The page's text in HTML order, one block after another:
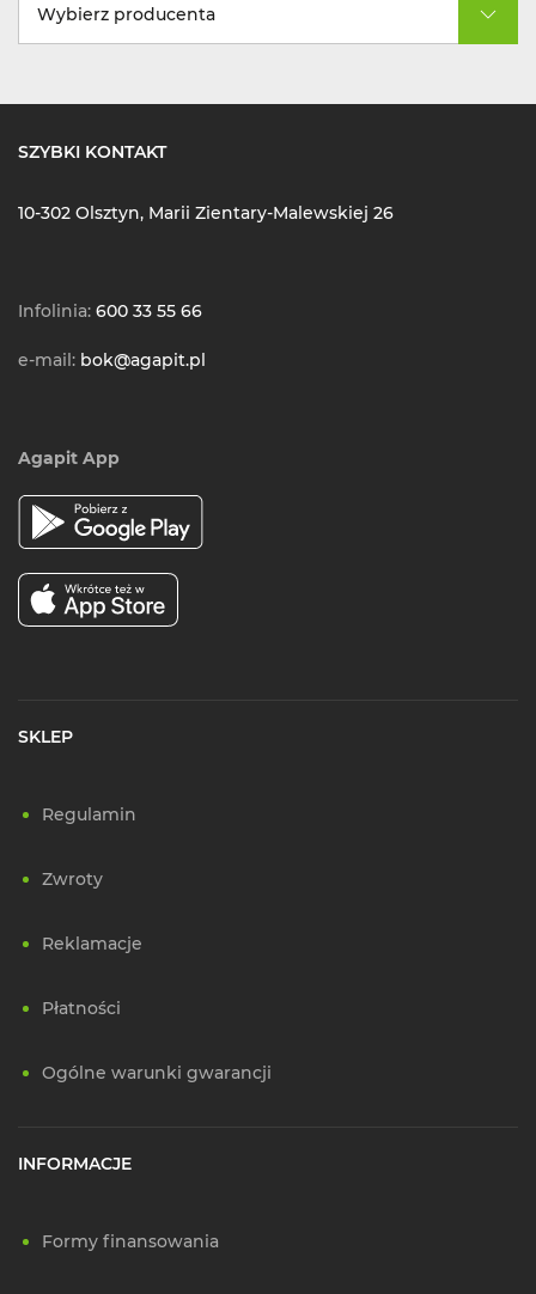
Wybierz producenta
SZYBKI KONTAKT
10-302 Olsztyn, Marii Zientary-Malewskiej 26
Infolinia: 600 33 55 66
e-mail: bok@agapit.pl
Agapit App
SKLEP
Regulamin
Zwroty
Reklamacje
Płatności
Ogólne warunki gwarancji
INFORMACJE
Formy finansowania